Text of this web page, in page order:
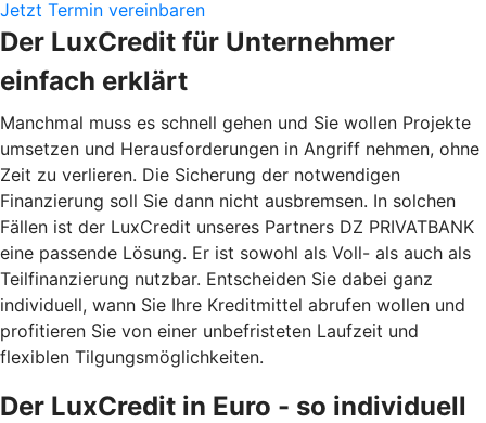
Jetzt Termin vereinbaren
Der LuxCredit für Unternehmer
einfach erklärt
Manchmal muss es schnell gehen und Sie wollen Projekte
umsetzen und Herausforderungen in Angriff nehmen, ohne
Zeit zu verlieren. Die Sicherung der notwendigen
Finanzierung soll Sie dann nicht ausbremsen. In solchen
Fällen ist der LuxCredit unseres Partners DZ PRIVATBANK
eine passende Lösung. Er ist sowohl als Voll- als auch als
Teilfinanzierung nutzbar. Entscheiden Sie dabei ganz
individuell, wann Sie Ihre Kreditmittel abrufen wollen und
profitieren Sie von einer unbefristeten Laufzeit und
flexiblen Tilgungsmöglichkeiten.
Der LuxCredit in Euro - so individuell